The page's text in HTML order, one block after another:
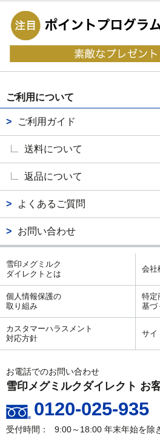
ご利用について
ご利用ガイド
送料について
返品について
よくあるご質問
お問い合わせ
雪印メグミルク
ダイレクトとは
会社
個人情報保護の
取り組み
特定
基づ
カスタマーハラスメント
対応方針
サイ
お電話でのお問い合わせ
雪印メグミルクダイレクト お
0120-025-935
9:00～18:00 年末年始を除